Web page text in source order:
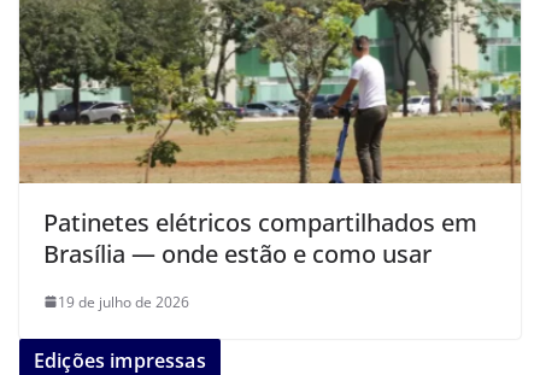
Patinetes elétricos compartilhados em
Brasília — onde estão e como usar
19 de julho de 2026
Edições impressas